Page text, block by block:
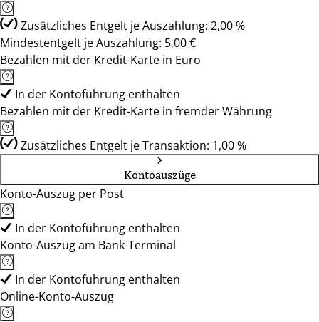
Zusätzliches Entgelt je Auszahlung: 2,00 %
Mindestentgelt je Auszahlung: 5,00 €
Bezahlen mit der Kredit-Karte in Euro
In der Kontoführung enthalten
Bezahlen mit der Kredit-Karte in fremder Währung
Zusätzliches Entgelt je Transaktion: 1,00 %
Kontoauszüge
Konto-Auszug per Post
In der Kontoführung enthalten
Konto-Auszug am Bank-Terminal
In der Kontoführung enthalten
Online-Konto-Auszug